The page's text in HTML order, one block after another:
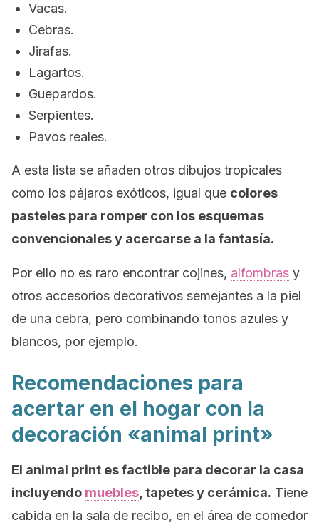
Vacas.
Cebras.
Jirafas.
Lagartos.
Guepardos.
Serpientes.
Pavos reales.
A esta lista se añaden otros dibujos tropicales
como los pájaros exóticos, igual que colores
pasteles para romper con los esquemas
convencionales y acercarse a la fantasía.
Por ello no es raro encontrar cojines, alfombras y
otros accesorios decorativos semejantes a la piel
de una cebra, pero combinando tonos azules y
blancos, por ejemplo.
Recomendaciones para
acertar en el hogar con la
decoración «animal print»
El animal print es factible para decorar la casa
incluyendo muebles , tapetes y cerámica. Tiene
cabida en la sala de recibo, en el área de comedor